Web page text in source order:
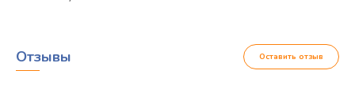
Отзывы Оставить отзыв